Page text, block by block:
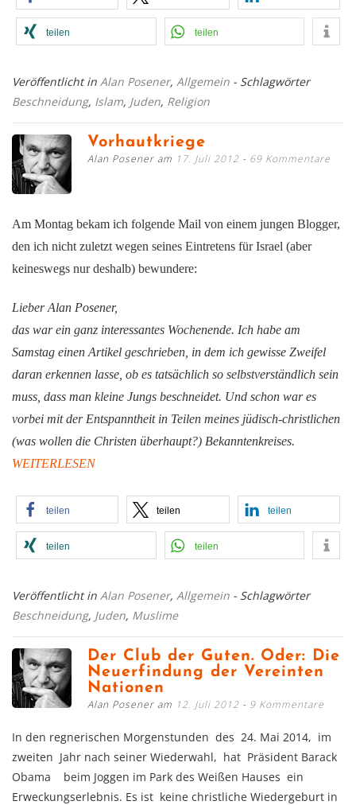
teilen teilen
Veröffentlicht in Alan Posener, Allgemein - Schlagwörter
Beschneidung, Islam, Juden, Religion
Vorhautkriege
Alan Posener am 17. Juli 2012 69 Kommentare
Am Montag bekam ich folgende Mail von einem jungen Blogger,
den ich nicht zuletzt wegen seines Eintretens für Israel (aber
keineswegs nur deshalb) bewundere:
Lieber Alan Posener,
das war ein ganz interessantes Wochenende. Ich habe am
Samstag einen Artikel geschrieben, in dem ich gewisse Zweifel
daran erkennen lasse, ob es tatsächlich so selbstverständlich sein
muss, dass man kleine Jungs beschneidet. Und schon war es
vorbei mit der Entspanntheit in Teilen meines jüdisch-christlichen
(was wollen die Christen überhaupt?) Bekanntenkreises.
WEITERLESEN
teilen teilen teilen
teilen teilen
Veröffentlicht in Alan Posener, Allgemein - Schlagwörter
Beschneidung, Juden, Muslime
Der Club der Guten. Oder: Die
Neuerfindung der Vereinten
Nationen
Alan Posener am 12. Juli 2012 9 Kommentare
In den regnerischen Morgenstunden des 24. Mai 2014, im
zweiten Jahr nach seiner Wiederwahl, hat Präsident Barack
Obama beim Joggen im Park des Weißen Hauses ein
Erweckungserlebnis. Es ist keine christliche Wiedergeburt in